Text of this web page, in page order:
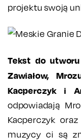
projektu swoją
Tekst do
Zawiałow,
Kacperczyk i
odpowiadają
Kacperczyk
muzycy ci są